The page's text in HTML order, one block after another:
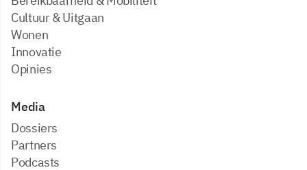
Cultuur & Uitgaan
Wonen
Innovatie
Opinies
Media
dossiers
partners
podcasts